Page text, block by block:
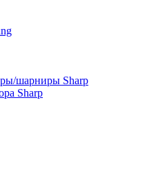
шарниры Sharp
Sharp